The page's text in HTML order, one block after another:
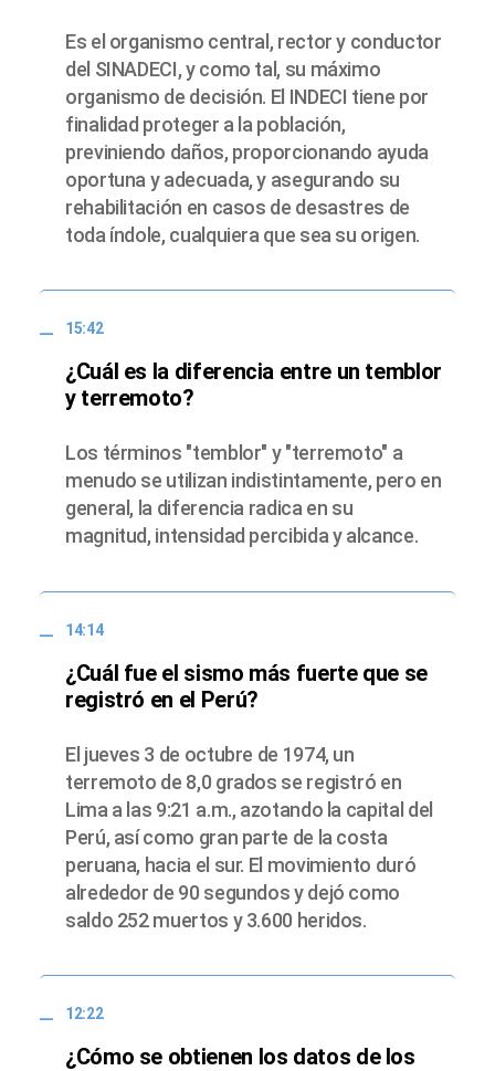
Es el organismo central, rector y conductor
del SINADECI, y como tal, su máximo
organismo de decisión. El INDECI tiene por
finalidad proteger a la población,
previniendo daños, proporcionando ayuda
oportuna y adecuada, y asegurando su
rehabilitación en casos de desastres de
toda índole, cualquiera que sea su origen.
15:42
¿Cuál es la diferencia entre un temblor
y terremoto?
Los términos "temblor" y "terremoto" a
menudo se utilizan indistintamente, pero en
general, la diferencia radica en su
magnitud, intensidad percibida y alcance.
14:14
¿Cuál fue el sismo más fuerte que se
registró en el Perú?
El jueves 3 de octubre de 1974, un
terremoto de 8,0 grados se registró en
Lima a las 9:21 a.m., azotando la capital del
Perú, así como gran parte de la costa
peruana, hacia el sur. El movimiento duró
alrededor de 90 segundos y dejó como
saldo 252 muertos y 3.600 heridos.
12:22
¿Cómo se obtienen los datos de los